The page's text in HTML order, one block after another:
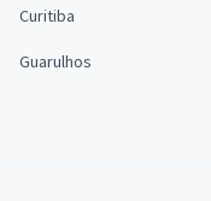
Curitiba
Guarulhos